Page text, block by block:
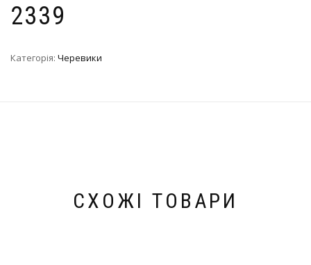
2339
Категорія: Черевики
СХОЖІ ТОВАРИ